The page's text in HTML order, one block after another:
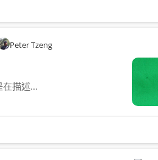
Peter Tzeng
描述...